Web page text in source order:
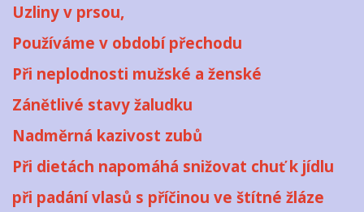
Uzliny v prsou,
Používáme v období přechodu
Při neplodnosti mužské a ženské
Zánětlivé stavy žaludku
Nadměrná kazivost zubů
Při dietách napomáhá snižovat chuť k jídlu
při padání vlasů s příčinou ve štítné žláze